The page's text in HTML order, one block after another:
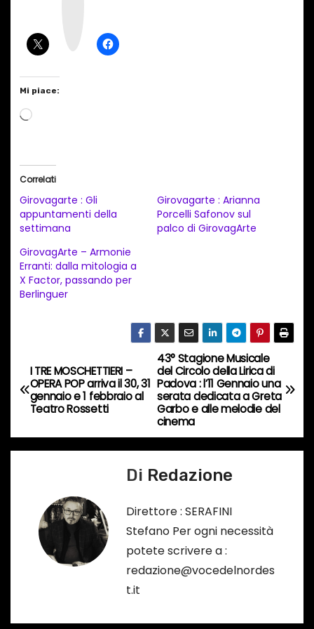
Mi piace:
C
a
m
e
n
t
c
o
r
o
Correlati
Girovagarte : Gli
appuntamenti della
settimana
Girovagarte : Arianna
Porcelli Safonov sul
palco di GirovagArte
GirovagArte – Armonie
Erranti: dalla mitologia a
X Factor, passando per
Berlinguer
N
a
i
43° Stagione Musicale
del Circolo della Lirica di
Padova : l’11 Gennaio una
serata dedicata a Greta
Garbo e alle melodie del
cinema
I TRE MOSCHETTIERI –
OPERA POP arriva il 30, 31
gennaio e 1 febbraio al
Teatro Rossetti
Di Redazione
Direttore : SERAFINI
Stefano Per ogni necessità
potete scrivere a :
redazione@vocedelnordes
t.it